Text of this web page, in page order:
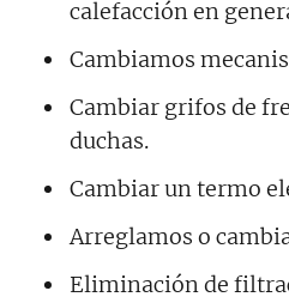
calefacción en
Cambiamos
Cambiar grifos de
duchas.
Cambiar un termo
Arreglamos o
Eliminación de